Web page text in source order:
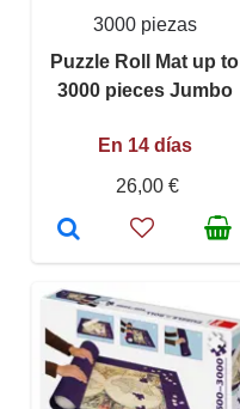
3000 piezas
Puzzle Roll Mat up to
3000 pieces Jumbo
En 14 días
26,00 €